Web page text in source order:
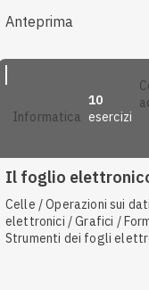
Anteprima
informatica
10
esercizi
contenuto riservato:
Il foglio
Celle / Operazioni sui
elettronici / Grafici /
Strumenti dei fogli